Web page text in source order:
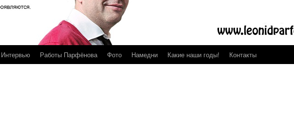
Интервью Работы Парфёнова Фото Намедни Какие наши годы! Контакты